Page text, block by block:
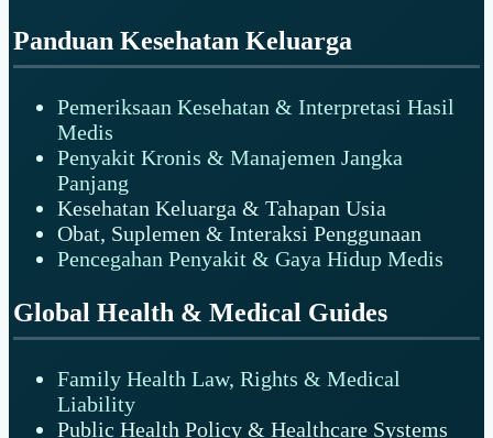
Panduan Kesehatan Keluarga
Pemeriksaan Kesehatan & Interpretasi Hasil
Medis
Penyakit Kronis & Manajemen Jangka
Panjang
Kesehatan Keluarga & Tahapan Usia
Obat, Suplemen & Interaksi Penggunaan
Pencegahan Penyakit & Gaya Hidup Medis
Global Health & Medical Guides
Family Health Law, Rights & Medical
Liability
Public Health Policy & Healthcare Systems